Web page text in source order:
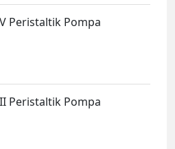
Peristaltik Pompa
Peristaltik Pompa